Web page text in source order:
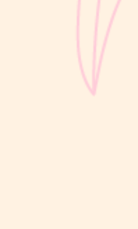
menjadi salah satu indikator
kembang si Kecil berjalan